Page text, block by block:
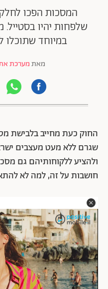
המסכות הפכו
שלפחות יהיו
במיוחד שתוכלו
מאתמערכת
החוק כעת מחייב בלבישת
שגרם ללא מעט מעצבים
ולהציע ללקוחותיהם גם
חושבות על זה, למה לא